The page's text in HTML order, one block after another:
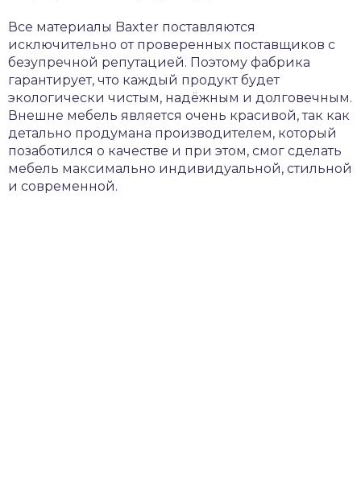
Все материалы Baxter поставляются
исключительно от проверенных поставщиков с
безупречной репутацией. Поэтому фабрика
гарантирует, что каждый продукт будет
экологически чистым, надёжным и долговечным.
Внешне мебель является очень красивой, так как
детально продумана производителем, который
позаботился о качестве и при этом, смог сделать
мебель максимально индивидуальной, стильной
и современной.